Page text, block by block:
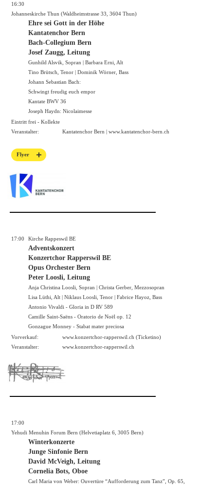
16:30
Johanneskirche Thun (Waldheimstrasse 33, 3604 Thun)
Ehre sei Gott in der Höhe
Kantatenchor Bern
Bach-Collegium Bern
Josef Zaugg, Leitung
Gunhild Alsvik, Sopran | Barbara Erni, Alt
Tino Brütsch, Tenor | Dominik Wörner, Bass
Johann Sebastian Bach:
Schwingt freudig euch empor
Kantate BWV 36
Joseph Haydn: Nicolaimesse
Eintritt frei - Kollekte
Veranstalter:
Kantatenchor Bern | www.kantatenchor-bern.ch
Flyer
17:00 Kirche Rappeswil BE
Adventskonzert
Konzertchor Rapperswil BE
Opus Orchester Bern
Peter Loosli, Leitung
Anja Christina Loosli, Sopran | Christa Gerber, Mezzosopran
Lisa Lüthi, Alt | Niklaus Loosli, Tenor | Fabrice Hayoz, Bass
Antonio Vivaldi - Gloria in D RV 589
Camille Saint-Saëns - Oratorio de Noël op. 12
Gonzague Monney - Stabat mater preciosa
Vorverkauf:
www.konzertchor-rapperswil.ch (Ticketino)
Veranstalter:
www.konzertchor-rapperswil.ch
17:00
Yehudi Menuhin Forum Bern (Helvetiaplatz 6, 3005 Bern)
Winterkonzerte
Junge Sinfonie Bern
David McVeigh, Leitung
Cornelia Bots, Oboe
Carl Maria von Weber: Ouvertüre “Aufforderung zum Tanz”, Op. 65,